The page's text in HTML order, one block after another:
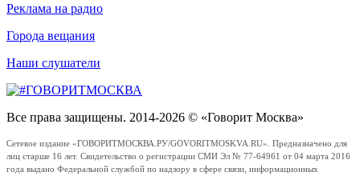
Реклама на радио
Города вещания
Наши слушатели
Все права защищены. 2014-2026 © «Говорит Москва»
Сетевое издание «ГОВОРИТМОСКВА.РУ/GOVORITMOSKVA.RU». Предназначено для
лиц старше 16 лет. Свидетельство о регистрации СМИ Эл № 77-64961 от 04 марта 2016
года выдано Федеральной службой по надзору в сфере связи, информационных